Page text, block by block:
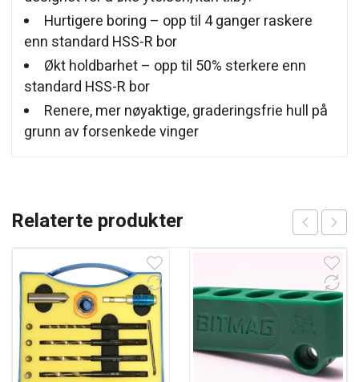
Hurtigere boring – opp til 4 ganger raskere
enn standard HSS-R bor
Økt holdbarhet – opp til 50% sterkere enn
standard HSS-R bor
Renere, mer nøyaktige, graderingsfrie hull på
grunn av forsenkede vinger
Relaterte produkter